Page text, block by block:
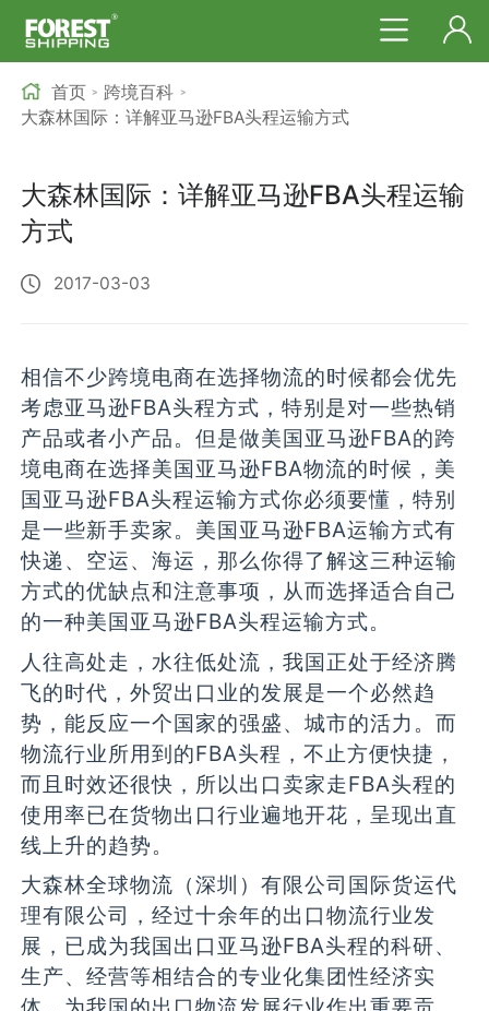
首页 > 跨境百科 >
大森林国际：详解亚马逊FBA头程运输方式
大森林国际：详解亚马逊FBA头程运输
方式
2017-03-03
相信不少跨境电商在选择物流的时候都会优先
考虑亚马逊FBA头程方式，特别是对一些热销
产品或者小产品。但是做美国亚马逊FBA的跨
境电商在选择美国亚马逊FBA物流的时候，美
国亚马逊FBA头程运输方式你必须要懂，特别
是一些新手卖家。美国亚马逊FBA运输方式有
快递、空运、海运，那么你得了解这三种运输
方式的优缺点和注意事项，从而选择适合自己
的一种美国亚马逊FBA头程运输方式。
人往高处走，水往低处流，我国正处于经济腾
飞的时代，外贸出口业的发展是一个必然趋
势，能反应一个国家的强盛、城市的活力。而
物流行业所用到的FBA头程，不止方便快捷，
而且时效还很快，所以出口卖家走FBA头程的
使用率已在货物出口行业遍地开花，呈现出直
线上升的趋势。
大森林全球物流（深圳）有限公司国际货运代
理有限公司，经过十余年的出口物流行业发
展，已成为我国出口亚马逊FBA头程的科研、
生产、经营等相结合的专业化集团性经济实